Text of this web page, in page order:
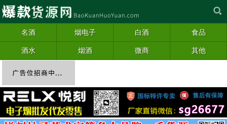
名酒 烟电子 白酒 食品
酒水 烟酒 微商 其他